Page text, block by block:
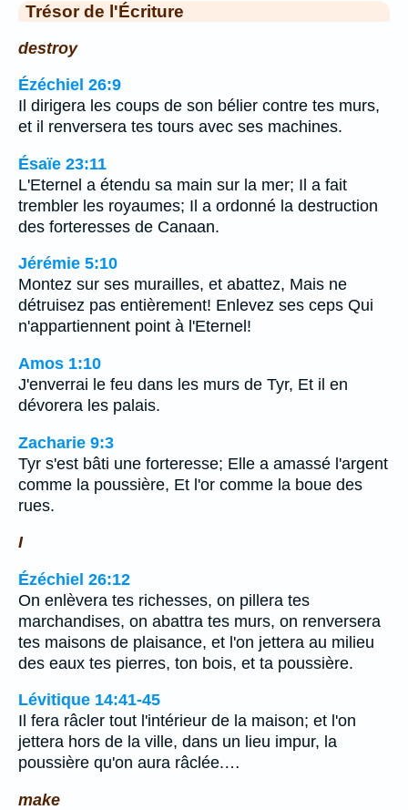
Trésor de l'Écriture
destroy
Ézéchiel 26:9
Il dirigera les coups de son bélier contre tes murs,
et il renversera tes tours avec ses machines.
Ésaïe 23:11
L'Eternel a étendu sa main sur la mer; Il a fait
trembler les royaumes; Il a ordonné la destruction
des forteresses de Canaan.
Jérémie 5:10
Montez sur ses murailles, et abattez, Mais ne
détruisez pas entièrement! Enlevez ses ceps Qui
n'appartiennent point à l'Eternel!
Amos 1:10
J'enverrai le feu dans les murs de Tyr, Et il en
dévorera les palais.
Zacharie 9:3
Tyr s'est bâti une forteresse; Elle a amassé l'argent
comme la poussière, Et l'or comme la boue des
rues.
I
Ézéchiel 26:12
On enlèvera tes richesses, on pillera tes
marchandises, on abattra tes murs, on renversera
tes maisons de plaisance, et l'on jettera au milieu
des eaux tes pierres, ton bois, et ta poussière.
Lévitique 14:41-45
Il fera râcler tout l'intérieur de la maison; et l'on
jettera hors de la ville, dans un lieu impur, la
poussière qu'on aura râclée.…
make